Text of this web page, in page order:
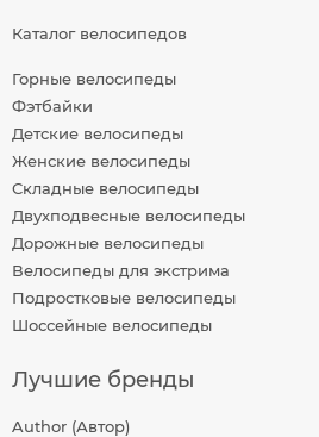
Каталог велосипедов
Горные велосипеды
Фэтбайки
Детские велосипеды
Женские велосипеды
Складные велосипеды
Двухподвесные велосипеды
Дорожные велосипеды
Велосипеды для экстрима
Подростковые велосипеды
Шоссейные велосипеды
Лучшие бренды
Author (Автор)